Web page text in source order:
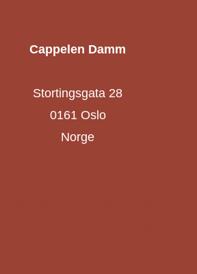
Cappelen Damm
Stortingsgata 28
0161 Oslo
Norge